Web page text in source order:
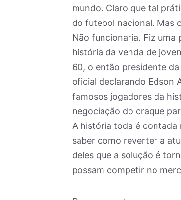
mundo. Claro que tal
do futebol nacional. Mas
Não funcionaria. Fiz uma
história da venda de
60, o então presidente
oficial declarando Edson
famosos jogadores da
negociação do craque
A história toda é contada
saber como reverter a
deles que a solução é
possam competir no